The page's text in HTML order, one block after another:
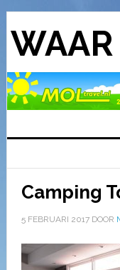
Camping
5 FEBRUARI 2017DOOR